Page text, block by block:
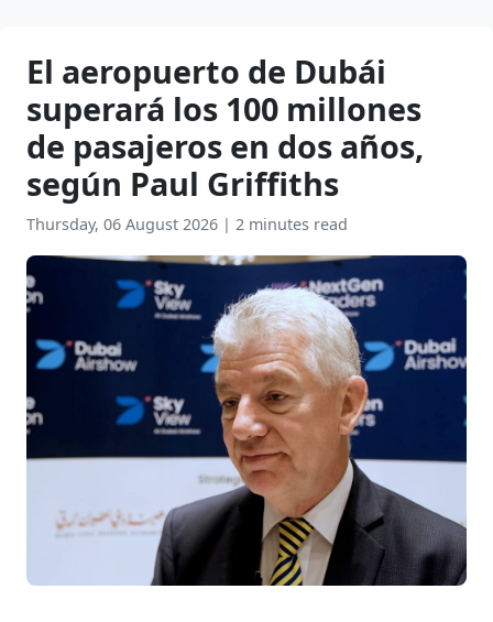
El aeropuerto de Dubái
superará los 100 millones
de pasajeros en dos años,
según Paul Griffiths
Thursday, 06 August 2026 | 2 minutes read